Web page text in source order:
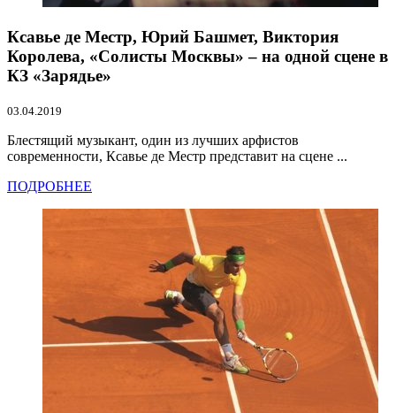
Ксавье де Местр, Юрий Башмет, Виктория
Королева, «Солисты Москвы» – на одной сцене в
КЗ «Зарядье»
03.04.2019
Блестящий музыкант, один из лучших арфистов
современности, Ксавье де Местр представит на сцене ...
ПОДРОБНЕЕ